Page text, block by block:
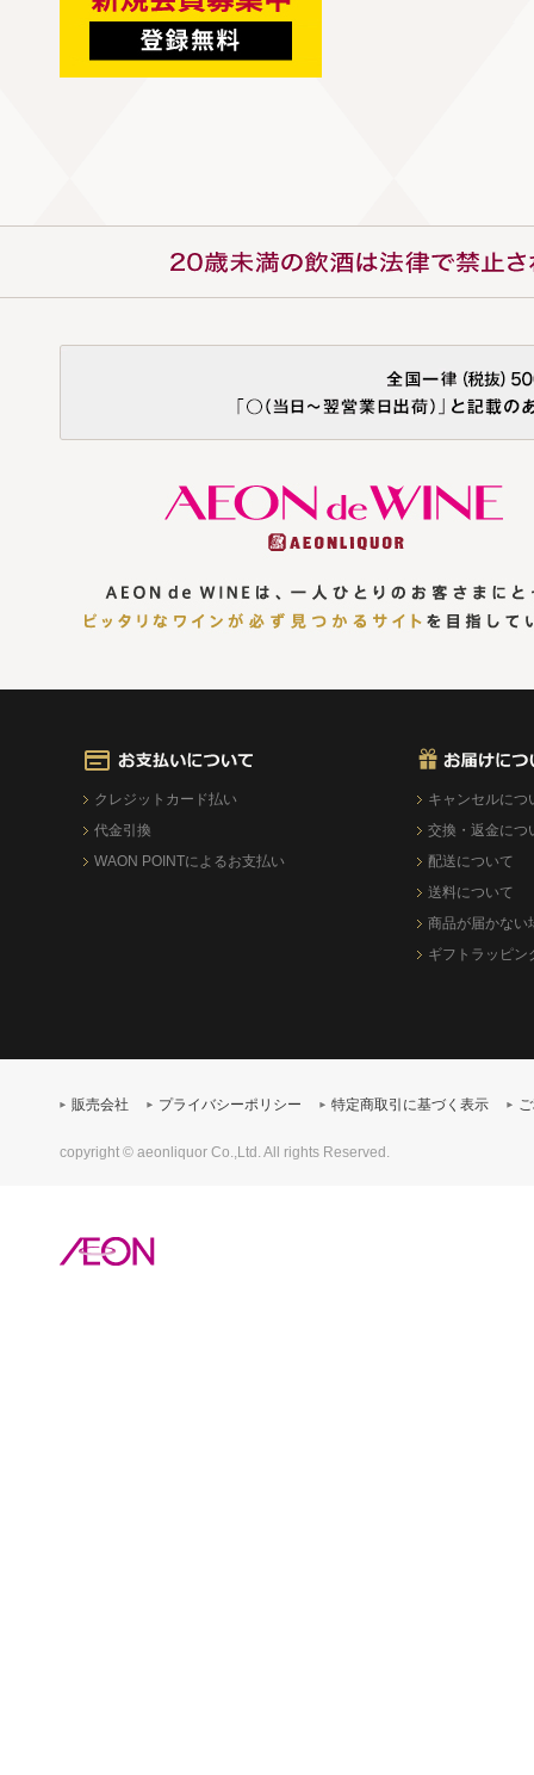
クレジットカード払い
代金引換
WAON POINTによるお支払い
キャンセルにつ
交換・返金につ
配送について
送料について
商品が届かない
ギフトラッピン
販売会社 プライバシーポリシー 特定商取引に基づく表示
copyright © aeonliquor Co.,Ltd. All rights Reserved.